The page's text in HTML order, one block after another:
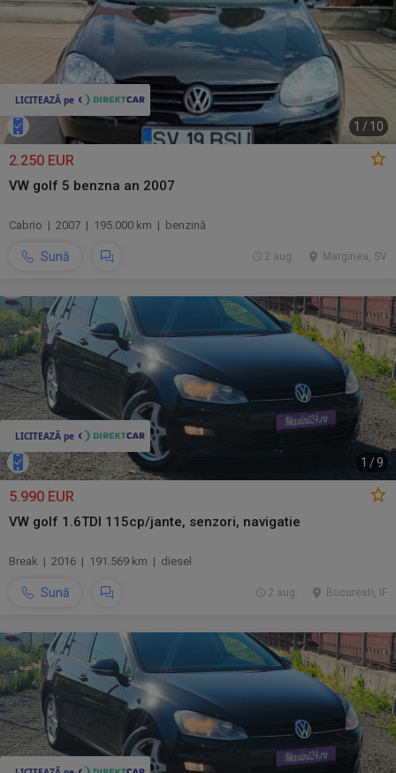
1 / 10
2.250 EUR
VW golf 5 benzna an 2007
Cabrio | 2007 | 195.000 km | benzină
Sună Marginea, SV
2 aug.
1 /9
5.990 EUR
VW golf 1.6TDI 115cp/jante, senzori, navigatie
Break | 2016 | 191.569 km | diesel
Sună Bucuresti, IF
2 aug.